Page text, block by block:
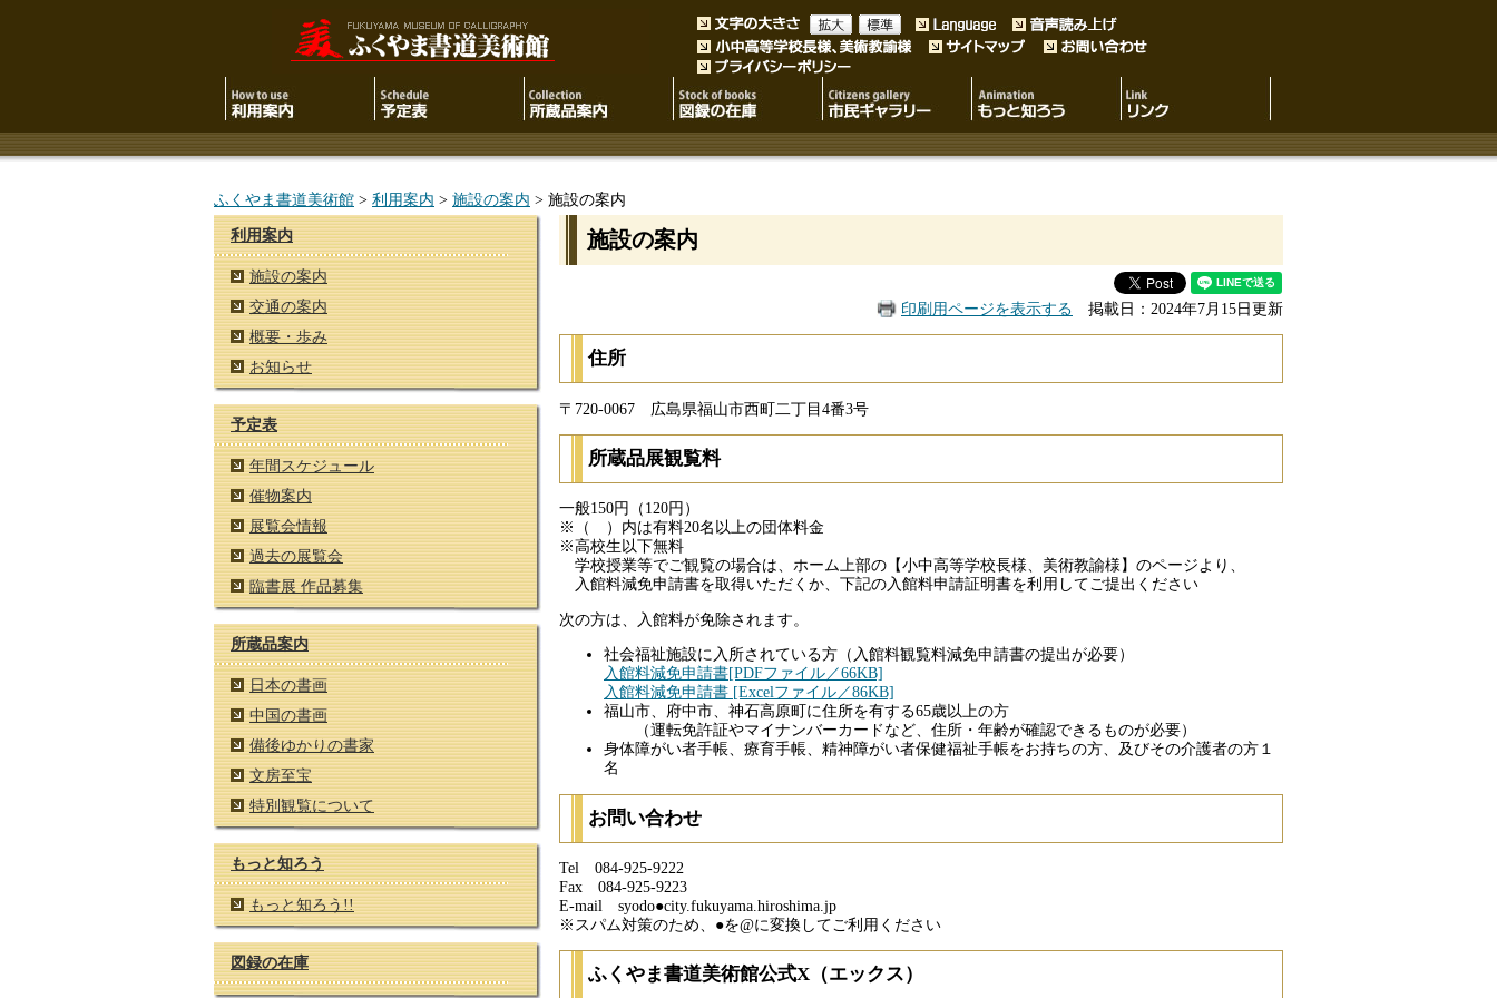
ふくやま書道美術館 > 利用案内 > 施設の案内 > 施設の案内
利用案内
施設の案内
交通の案内
概要・歩み
お知らせ
予定表
年間スケジュール
催物案内
展覧会情報
過去の展覧会
臨書展 作品募集
所蔵品案内
日本の書画
中国の書画
備後ゆかりの書家
文房至宝
特別観覧について
もっと知ろう
もっと知ろう!!
図録の在庫
施設の案内
印刷用ページを表示する 掲載日：2024年7月15日更新
住所
〒720-0067 広島県福山市西町二丁目4番3号
所蔵品展観覧料
一般150円（120円）
※（ ）内は有料20名以上の団体料金
※高校生以下無料​
学校授業等でご観覧の場合は、ホーム上部の【小中高等学校長様、美術教諭様】のページより、
入館料減免申請書を取得いただくか、下記の入館料申請証明書を利用してご提出ください
次の方は、入館料が免除されます。
社会福祉施設に入所されている方（入館料観覧料減免申請書の提出が必要）
入館料減免申請書[PDFファイル／66KB]
入館料減免申請書 [Excelファイル／86KB]
福山市、府中市、神石高原町に住所を有する65歳以上の方
（運転免許証やマイナンバーカードなど、住所・年齢が確認できるものが必要）
身体障がい者手帳、療育手帳、精神障がい者保健福祉手帳をお持ちの方、及びその介護者の方１
名
お問い合わせ
Tel 084-925-9222
Fax 084-925-9223
E-mail syodo●city.fukuyama.hiroshima.jp
※スパム対策のため、●を@に変換してご利用ください
ふくやま書道美術館公式X（エックス）